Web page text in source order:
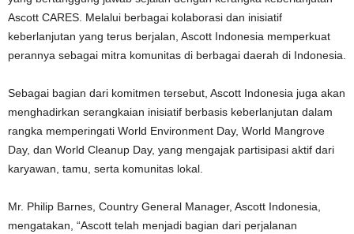
Ascott CARES. Melalui berbagai kolaborasi dan inisiatif
keberlanjutan yang terus berjalan, Ascott Indonesia memperkuat
perannya sebagai mitra komunitas di berbagai daerah di Indonesia.
Sebagai bagian dari komitmen tersebut, Ascott Indonesia juga akan
menghadirkan serangkaian inisiatif berbasis keberlanjutan dalam
rangka memperingati World Environment Day, World Mangrove
Day, dan World Cleanup Day, yang mengajak partisipasi aktif dari
karyawan, tamu, serta komunitas lokal.
Mr. Philip Barnes, Country General Manager, Ascott Indonesia,
mengatakan, “Ascott telah menjadi bagian dari perjalanan